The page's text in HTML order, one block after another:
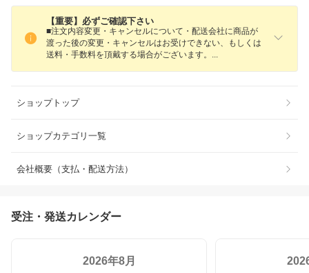
【重要】必ずご確認下さい
■注文内容変更・キャンセルについて・配送会社に商品が
渡った後の変更・キャンセルはお受けできない、もしくは
送料・手数料を頂戴する場合がございます。
ショップトップ
ショップカテゴリ一覧
会社概要（支払・配送方法）
受注・発送カレンダー
2026年8月